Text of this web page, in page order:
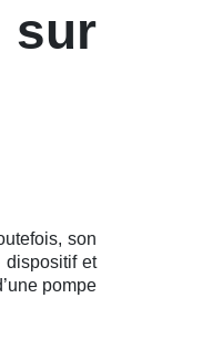
son
dispositif et
pompe